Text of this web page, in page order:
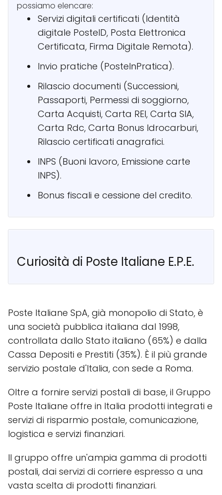
possiamo elencare:
Servizi digitali certificati (Identità
digitale PosteID, Posta Elettronica
Certificata, Firma Digitale Remota).
Invio pratiche (PosteInPratica).
Rilascio documenti (Successioni,
Passaporti, Permessi di soggiorno,
Carta Acquisti, Carta REI, Carta SIA,
Carta Rdc, Carta Bonus Idrocarburi,
Rilascio certificati anagrafici.
INPS (Buoni lavoro, Emissione carte
INPS).
Bonus fiscali e cessione del credito.
Curiosità di Poste Italiane E.P.E.
Poste Italiane SpA, già monopolio di Stato, è
una società pubblica italiana dal 1998,
controllata dallo Stato italiano (65%) e dalla
Cassa Depositi e Prestiti (35%). È il più grande
servizio postale d'Italia, con sede a Roma.
Oltre a fornire servizi postali di base, il Gruppo
Poste Italiane offre in Italia prodotti integrati e
servizi di risparmio postale, comunicazione,
logistica e servizi finanziari.
Il gruppo offre un'ampia gamma di prodotti
postali, dai servizi di corriere espresso a una
vasta scelta di prodotti finanziari.